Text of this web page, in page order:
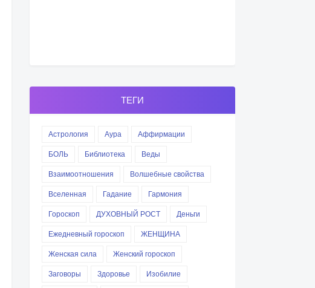
ТЕГИ
Астрология Аура
Аффирмации
БОЛЬ
Библиотека
Веды
Взаимоотношения
Волшебные свойства
Вселенная
Гадание
Гармония
Гороскоп
ДУХОВНЫЙ РОСТ
Деньги
Ежедневный гороскоп
ЖЕНЩИНА
Женская сила
Женский гороскоп
Заговоры
Здоровье
Изобилие